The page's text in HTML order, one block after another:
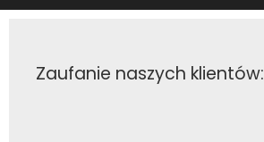
Zaufanie naszych klientów: